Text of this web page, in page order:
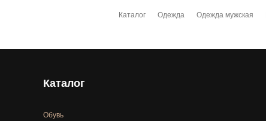
Каталог Одежда Одежда мужская
Каталог
Обувь